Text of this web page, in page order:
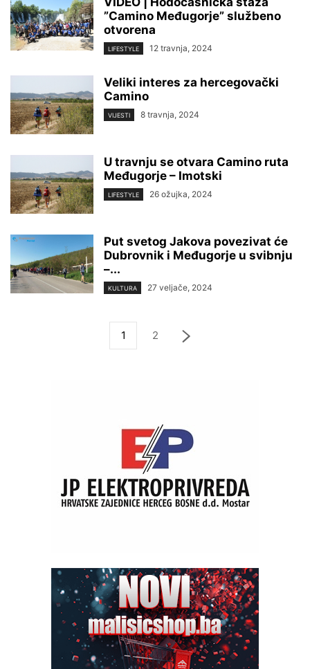
”Camino Međugorje” službeno
otvorena
LIFESTYLE 12 travnja, 2024
Veliki interes za hercegovački
Camino
VIJESTI 8 travnja, 2024
U travnju se otvara Camino ruta
Međugorje – Imotski
LIFESTYLE 26 ožujka, 2024
Put svetog Jakova povezivat će
Dubrovnik i Međugorje u svibnju
–...
KULTURA 27 veljače, 2024
1 2